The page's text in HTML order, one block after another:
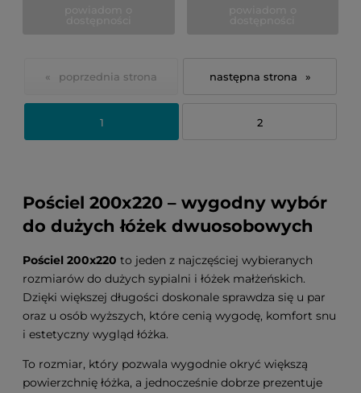
«
1 2
»
Pościel 200x220 – wygodny wybór
do dużych łóżek dwuosobowych
Pościel 200x220 to jeden z najczęściej wybieranych
rozmiarów do dużych sypialni i łóżek małżeńskich.
Dzięki większej długości doskonale sprawdza się u par
oraz u osób wyższych, które cenią wygodę, komfort snu
i estetyczny wygląd łóżka.
To rozmiar, który pozwala wygodnie okryć większą
powierzchnię łóżka, a jednocześnie dobrze prezentuje